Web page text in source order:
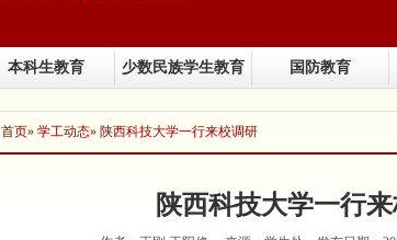
本科生教育 少数民族学生教育 国防教育
首页» 学工动态» 陕西科技大学一行来校调研
陕西科技大学一行